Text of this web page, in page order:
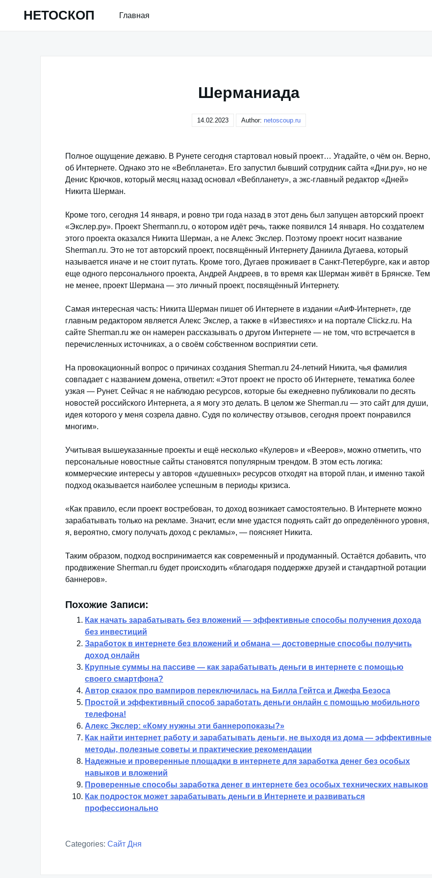
НЕТОСКОП Главная
Шерманиада
14.02.2023 Author: netoscoup.ru
Полное ощущение дежавю. В Рунете сегодня стартовал новый проект… Угадайте, о чём он. Верно,
об Интернете. Однако это не «Вебпланета». Его запустил бывший сотрудник сайта «Дни.ру», но не
Денис Крючков, который месяц назад основал «Вебпланету», а экс-главный редактор «Дней»
Никита Шерман.
Кроме того, сегодня 14 января, и ровно три года назад в этот день был запущен авторский проект
«Экслер.ру». Проект Shermann.ru, о котором идёт речь, также появился 14 января. Но создателем
этого проекта оказался Никита Шерман, а не Алекс Экслер. Поэтому проект носит название
Sherman.ru. Это не тот авторский проект, посвящённый Интернету Даниила Дугаева, который
называется иначе и не стоит путать. Кроме того, Дугаев проживает в Санкт-Петербурге, как и автор
еще одного персонального проекта, Андрей Андреев, в то время как Шерман живёт в Брянске. Тем
не менее, проект Шермана — это личный проект, посвящённый Интернету.
Самая интересная часть: Никита Шерман пишет об Интернете в издании «АиФ-Интернет», где
главным редактором является Алекс Экслер, а также в «Известиях» и на портале Clickz.ru. На
сайте Sherman.ru же он намерен рассказывать о другом Интернете — не том, что встречается в
перечисленных источниках, а о своём собственном восприятии сети.
На провокационный вопрос о причинах создания Sherman.ru 24-летний Никита, чья фамилия
совпадает с названием домена, ответил: «Этот проект не просто об Интернете, тематика более
узкая — Рунет. Сейчас я не наблюдаю ресурсов, которые бы ежедневно публиковали по десять
новостей российского Интернета, а я могу это делать. В целом же Sherman.ru — это сайт для души,
идея которого у меня созрела давно. Судя по количеству отзывов, сегодня проект понравился
многим».
Учитывая вышеуказанные проекты и ещё несколько «Кулеров» и «Вееров», можно отметить, что
персональные новостные сайты становятся популярным трендом. В этом есть логика:
коммерческие интересы у авторов «душевных» ресурсов отходят на второй план, и именно такой
подход оказывается наиболее успешным в периоды кризиса.
«Как правило, если проект востребован, то доход возникает самостоятельно. В Интернете можно
зарабатывать только на рекламе. Значит, если мне удастся поднять сайт до определённого уровня,
я, вероятно, смогу получать доход с рекламы», — поясняет Никита.
Таким образом, подход воспринимается как современный и продуманный. Остаётся добавить, что
продвижение Sherman.ru будет происходить «благодаря поддержке друзей и стандартной ротации
баннеров».
Похожие Записи:
Как начать зарабатывать без вложений — эффективные способы получения дохода
без инвестиций
Заработок в интернете без вложений и обмана — достоверные способы получить
доход онлайн
Крупные суммы на пассиве — как зарабатывать деньги в интернете с помощью
своего смартфона?
Автор сказок про вампиров переключилась на Билла Гейтса и Джефа Безоса
Простой и эффективный способ заработать деньги онлайн с помощью мобильного
телефона!
Алекс Экслер: «Кому нужны эти баннеропоказы?»
Как найти интернет работу и зарабатывать деньги, не выходя из дома — эффективные
методы, полезные советы и практические рекомендации
Надежные и проверенные площадки в интернете для заработка денег без особых
навыков и вложений
Проверенные способы заработка денег в интернете без особых технических навыков
Как подросток может зарабатывать деньги в Интернете и развиваться
профессионально
Categories: Сайт Дня